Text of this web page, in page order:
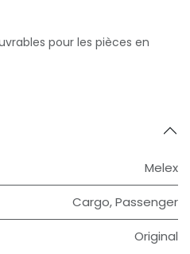
pour les pièces en
Melex
Cargo,Passenger
Original